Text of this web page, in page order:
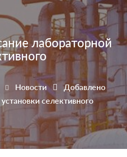
лабораторной
Новости
Добавлено
селективного